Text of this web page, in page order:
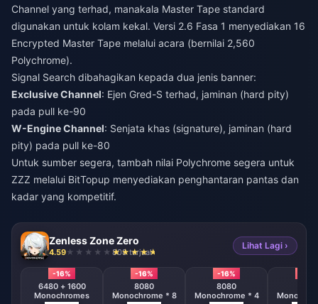
Channel yang terhad, manakala Master Tape standard
digunakan untuk kolam kekal. Versi 2.6 Fasa 1 menyediakan 16
Encrypted Master Tape melalui acara (bernilai 2,560
Polychrome).
Signal Search dibahagikan kepada dua jenis banner:
Exclusive Channel: Ejen Gred-S terhad, jaminan (hard pity)
pada pull ke-90
W-Engine Channel: Senjata khas (signature), jaminan (hard
pity) pada pull ke-80
Untuk sumber segera, tambah nilai Polychrome segera untuk
ZZZ melalui BitTopup menyediakan penghantaran pantas dan
kadar yang kompetitif.
Zenless Zone Zero
4.59 808 terjual
Lihat Lagi ›
-16%
6480 + 1600
Monochromes
-16%
8080
Monochrome * 8
-16%
8080
Monochrome * 4